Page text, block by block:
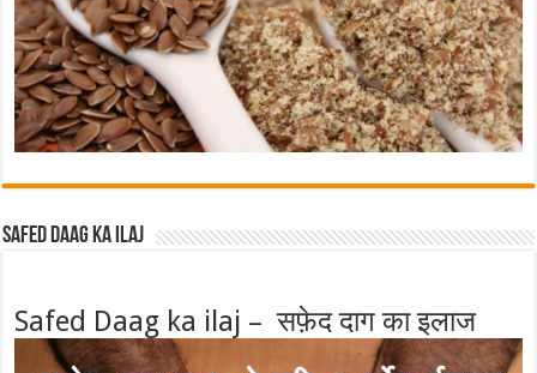
Safed Daag ka ilaj
Safed Daag ka ilaj – सफ़ेद दाग का इलाज